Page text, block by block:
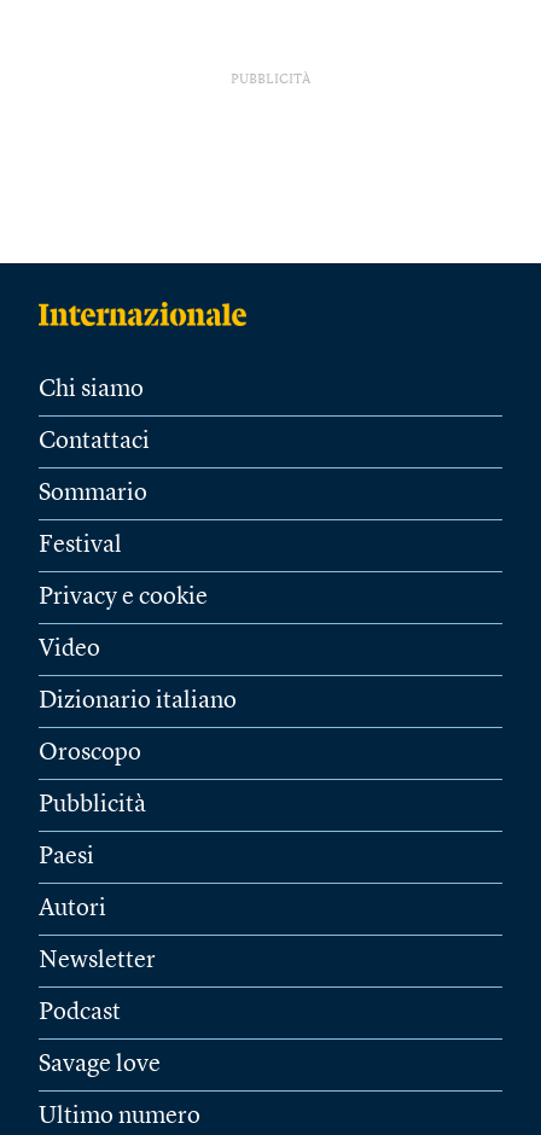
PUBBLICITÀ
Chi siamo
Contattaci
Sommario
Festival
Privacy e cookie
Video
Dizionario italiano
Oroscopo
Pubblicità
Paesi
Autori
Newsletter
Podcast
Savage love
Ultimo numero